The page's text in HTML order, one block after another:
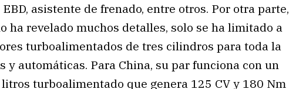
asistente de frenado, entre otros. Por otra parte,
ha revelado muchos detalles, solo se ha limitado a
turboalimentados de tres cilindros para toda la
y automáticas. Para China, su par funciona con un
turboalimentado que genera 125 CV y 180 Nm